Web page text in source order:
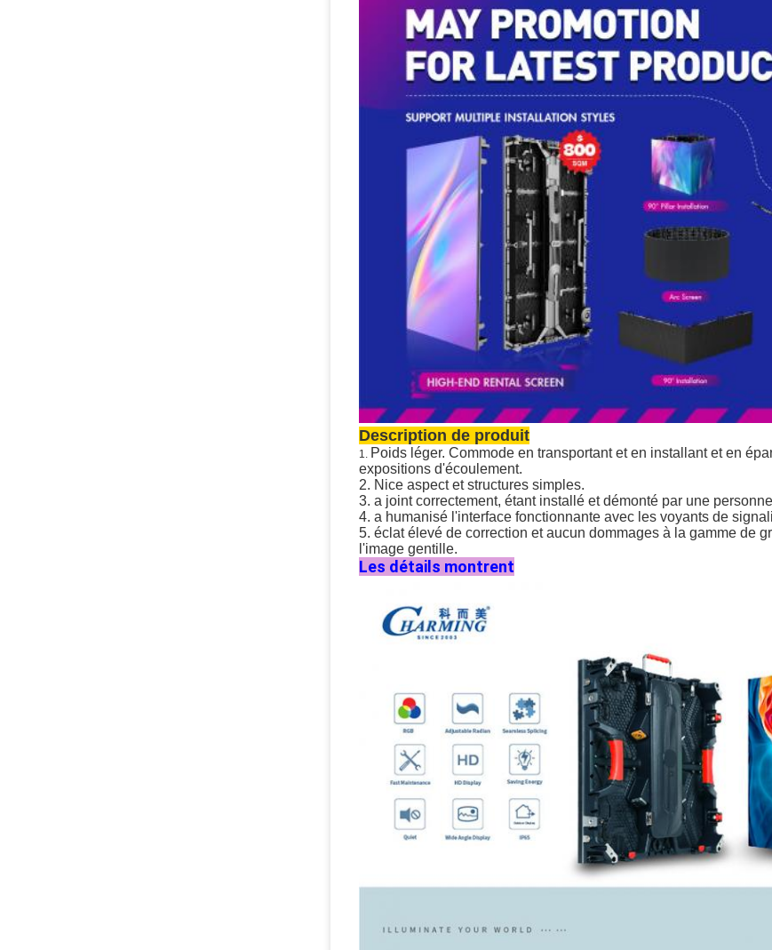
Description de produit
1. Poids léger. Commode en transportant et en installant et en
expositions d'écoulement.
2. Nice aspect et structures simples.
3. a joint correctement, étant installé et démonté par une
4. a humanisé l'interface fonctionnante avec les voyants de
5. éclat élevé de correction et aucun dommages à la gamme de
l'image gentille.
Les détails montrent